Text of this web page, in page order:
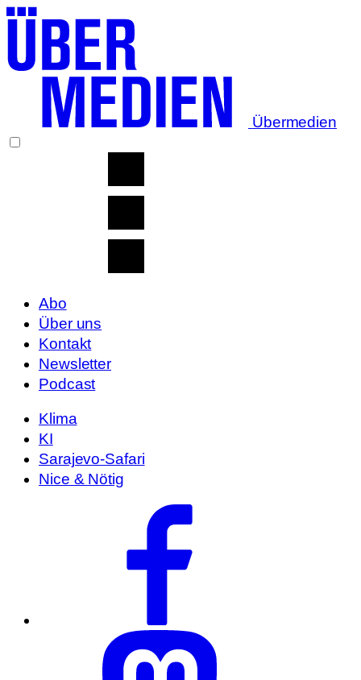
Übermedien
Abo
Über uns
Kontakt
Newsletter
Podcast
Klima
KI
Sarajevo-Safari
Nice & Nötig